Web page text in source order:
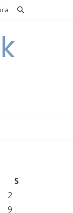
S
2
9